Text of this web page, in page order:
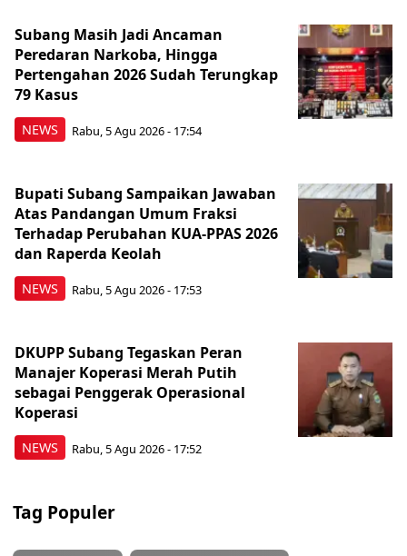
NEWS
Subang Masih Jadi Ancaman
Peredaran Narkoba, Hingga
Pertengahan 2026 Sudah Terungkap
79 Kasus
Rabu, 5 Agu 2026 - 17:54
NEWS
Bupati Subang Sampaikan Jawaban
Atas Pandangan Umum Fraksi
Terhadap Perubahan KUA-PPAS 2026
dan Raperda Keolah
Rabu, 5 Agu 2026 - 17:53
NEWS
DKUPP Subang Tegaskan Peran
Manajer Koperasi Merah Putih
sebagai Penggerak Operasional
Koperasi
Rabu, 5 Agu 2026 - 17:52
Tag Populer